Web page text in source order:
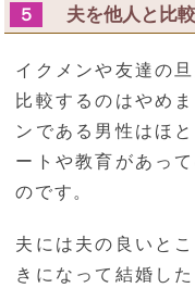
５ 夫を他人と比
イクメンや友達の
比較するのはやめ
ンである男性はほ
ートや教育があっ
のです。
夫には夫の良いと
きになって結婚し